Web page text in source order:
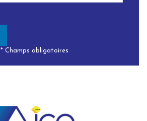
* Champs obligatoires